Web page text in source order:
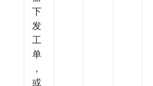
下
发
工
单
，
或